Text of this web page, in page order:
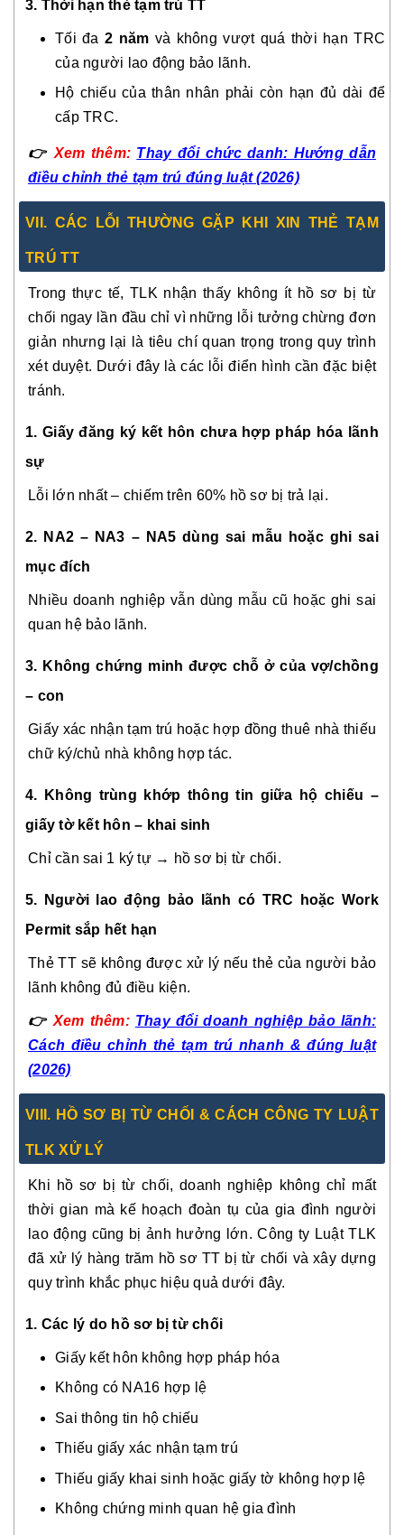
3. Thời hạn thẻ tạm trú TT
Tối đa 2 năm và không vượt quá thời hạn TRC
của người lao động bảo lãnh.
Hộ chiếu của thân nhân phải còn hạn đủ dài để
cấp TRC.
👉 Xem thêm: Thay đổi chức danh: Hướng dẫn
điều chỉnh thẻ tạm trú đúng luật (2026)
VII. CÁC LỖI THƯỜNG GẶP KHI XIN THẺ TẠM
TRÚ TT
Trong thực tế, TLK nhận thấy không ít hồ sơ bị từ
chối ngay lần đầu chỉ vì những lỗi tưởng chừng đơn
giản nhưng lại là tiêu chí quan trọng trong quy trình
xét duyệt. Dưới đây là các lỗi điển hình cần đặc biệt
tránh.
1. Giấy đăng ký kết hôn chưa hợp pháp hóa lãnh
sự
Lỗi lớn nhất – chiếm trên 60% hồ sơ bị trả lại.
2. NA2 – NA3 – NA5 dùng sai mẫu hoặc ghi sai
mục đích
Nhiều doanh nghiệp vẫn dùng mẫu cũ hoặc ghi sai
quan hệ bảo lãnh.
3. Không chứng minh được chỗ ở của vợ/chồng
– con
Giấy xác nhận tạm trú hoặc hợp đồng thuê nhà thiếu
chữ ký/chủ nhà không hợp tác.
4. Không trùng khớp thông tin giữa hộ chiếu –
giấy tờ kết hôn – khai sinh
Chỉ cần sai 1 ký tự → hồ sơ bị từ chối.
5. Người lao động bảo lãnh có TRC hoặc Work
Permit sắp hết hạn
Thẻ TT sẽ không được xử lý nếu thẻ của người bảo
lãnh không đủ điều kiện.
👉 Xem thêm: Thay đổi doanh nghiệp bảo lãnh:
Cách điều chỉnh thẻ tạm trú nhanh & đúng luật
(2026)
VIII. HỒ SƠ BỊ TỪ CHỐI & CÁCH CÔNG TY LUẬT
TLK XỬ LÝ
Khi hồ sơ bị từ chối, doanh nghiệp không chỉ mất
thời gian mà kế hoạch đoàn tụ của gia đình người
lao động cũng bị ảnh hưởng lớn. Công ty Luật TLK
đã xử lý hàng trăm hồ sơ TT bị từ chối và xây dựng
quy trình khắc phục hiệu quả dưới đây.
1. Các lý do hồ sơ bị từ chối
Giấy kết hôn không hợp pháp hóa
Không có NA16 hợp lệ
Sai thông tin hộ chiếu
Thiếu giấy xác nhận tạm trú
Thiếu giấy khai sinh hoặc giấy tờ không hợp lệ
Không chứng minh quan hệ gia đình